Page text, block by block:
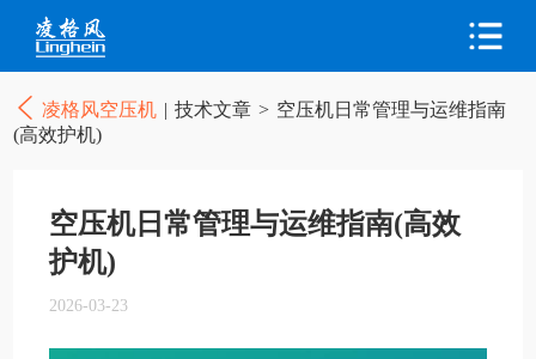
凌格风空压机 | 技术文章 > 空压机日常管理与运维指南
(高效护机)
空压机日常管理与运维指南(高效
护机)
2026-03-23